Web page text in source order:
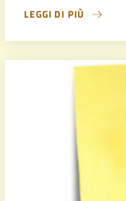
LEGGI DI PIÙ